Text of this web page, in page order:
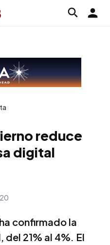
reduce
digital
confirmado la
21% al 4%. El